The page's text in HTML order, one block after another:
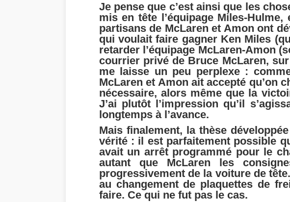
Je pense que c’est ainsi que les
mis en tête l’équipage Miles-
partisans de McLaren et Amon ont
qui voulait faire gagner Ken Miles
retarder l’équipage McLaren-Amon
courrier privé de Bruce McLaren,
me laisse un peu perplexe :
McLaren et Amon ait accepté qu’on
nécessaire, alors même que la
J’ai plutôt l’impression qu’il
longtemps à l’avance.
Mais finalement, la thèse
vérité : il est parfaitement possible
avait un arrêt programmé pour le
autant que McLaren les
progressivement de la voiture de
au changement de plaquettes de
faire. Ce qui ne fut pas le cas.